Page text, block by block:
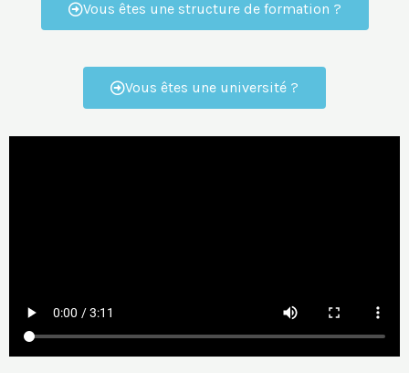
Vous êtes une structure de formation ?
Vous êtes une université ?